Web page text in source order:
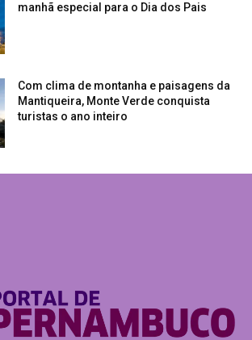
manhã especial para o Dia dos Pais
Com clima de montanha e paisagens da
Mantiqueira, Monte Verde conquista
turistas o ano inteiro